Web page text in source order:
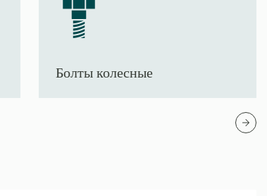
Болты колесные